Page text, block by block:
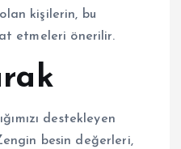
kişilerin, bu
etmeleri önerilir.
destekleyen
besin değerleri,